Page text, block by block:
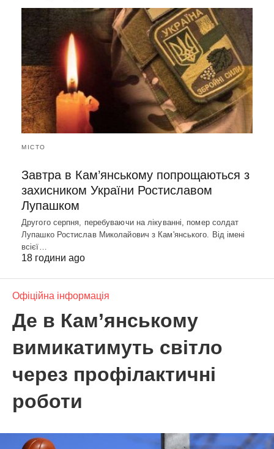
МІСТО
Завтра в Кам’янському попрощаються з
захисником України Ростиславом
Лупашком
Другого серпня, перебуваючи на лікуванні, помер солдат
Лупашко Ростислав Миколайович з Кам'янського. Від імені
всієї…
18 години ago